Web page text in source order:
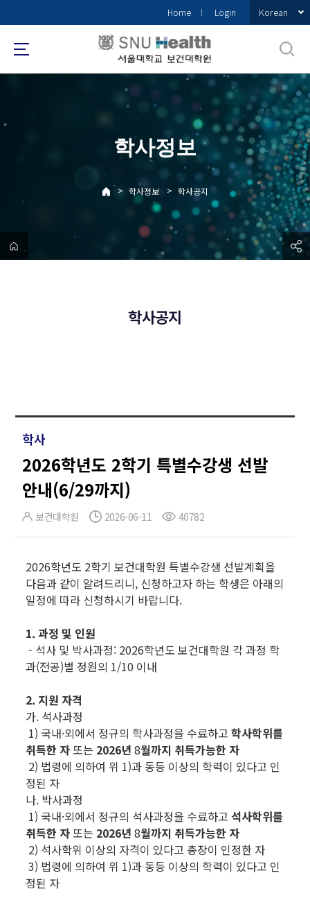
로
메
Home Login Korean
학사정보
> 학사정보 > 학사공지
학사공지
학사
2026학년도 2학기 특별수강생 선발
안내(6/29까지)
보건대학원 2026-06-11 40782
2026학년도 2학기 보건대학원 특별수강생 선발계획을
다음과 같이 알려드리니, 신청하고자 하는 학생은 아래의
일정에 따라 신청하시기 바랍니다.
1. 과정 및 인원
- 석사 및 박사과정: 2026학년도 보건대학원 각 과정 학
과(전공)별 정원의 1/10 이내
2. 지원 자격
가. 석사과정
1) 국내·외에서 정규의 학사과정을 수료하고학사학위를
취득한 자 또는 2026년 8월까지 취득가능한 자
2) 법령에 의하여 위 1)과 동등 이상의 학력이 있다고 인
정된 자
나. 박사과정
1) 국내·외에서 정규의 석사과정을 수료하고석사학위를
취득한 자 또는 2026년 8월까지 취득가능한 자
2) 석사학위 이상의 자격이 있다고 총장이 인정한 자
3) 법령에 의하여 위 1)과 동등 이상의 학력이 있다고 인
정된 자